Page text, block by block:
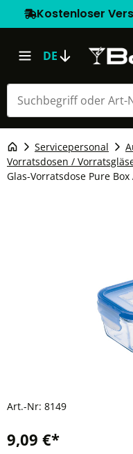
Kostenloser
DE
Servicepersonal
Vorratsdosen /
Glas-Vorratsdose Pure
Art.-Nr: 8149
9,09 €*